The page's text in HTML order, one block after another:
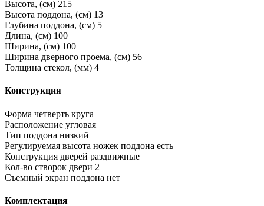
Высота, (см) 215
Высота поддона, (см) 13
Глубина поддона, (см) 5
Длина, (см) 100
Ширина, (см) 100
Ширина дверного проема, (см) 56
Толщина стекол, (мм) 4
Конструкция
Форма четверть круга
Расположение угловая
Тип поддона низкий
Регулируемая высота ножек поддона есть
Конструкция дверей раздвижные
Кол-во створок двери 2
Съемный экран поддона нет
Комплектация